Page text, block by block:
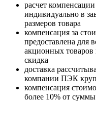
расчет
индивидуально в
размеров товара
компенсация за
предоставлена для
акционных товаров
скидка
доставка
компании ПЭК
компенсация
более 10% от суммы